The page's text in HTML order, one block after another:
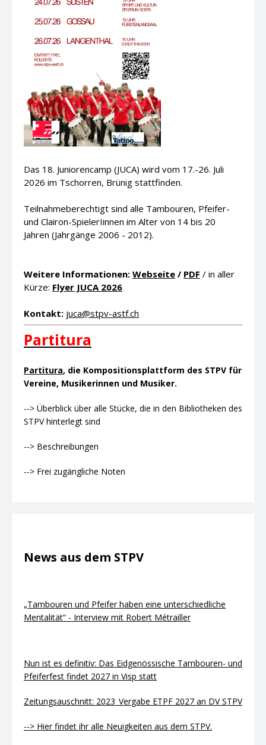
Das 18. Juniorencamp (JUCA) wird vom 17.-26. Juli
2026 im Tschorren, Brünig stattfinden.
Teilnahmeberechtigt sind alle Tambouren, Pfeifer-
und Clairon-SpielerIinnen im Alter von 14 bis 20
Jahren (Jahrgänge 2006 - 2012).
Weitere Informationen: Webseite / PDF / in aller
Kürze: Flyer JUCA 2026
Kontakt: juca@stpv-astf.ch
Partitura
Partitura, die Kompositionsplattform des STPV für
Vereine, Musikerinnen und Musiker.
--> Überblick über alle Stücke, die in den Bibliotheken des
STPV hinterlegt sind
--> Beschreibungen
--> Frei zugängliche Noten
News aus dem STPV
„Tambouren und Pfeifer haben eine unterschiedliche
Mentalität“ - Interview mit Robert Métrailler
Nun ist es definitiv: Das Eidgenössische Tambouren- und
Pfeiferfest findet 2027 in Visp statt
Zeitungsauschnitt: 2023_Vergabe ETPF 2027 an DV STPV
--> Hier findet ihr alle Neuigkeiten aus dem STPV.